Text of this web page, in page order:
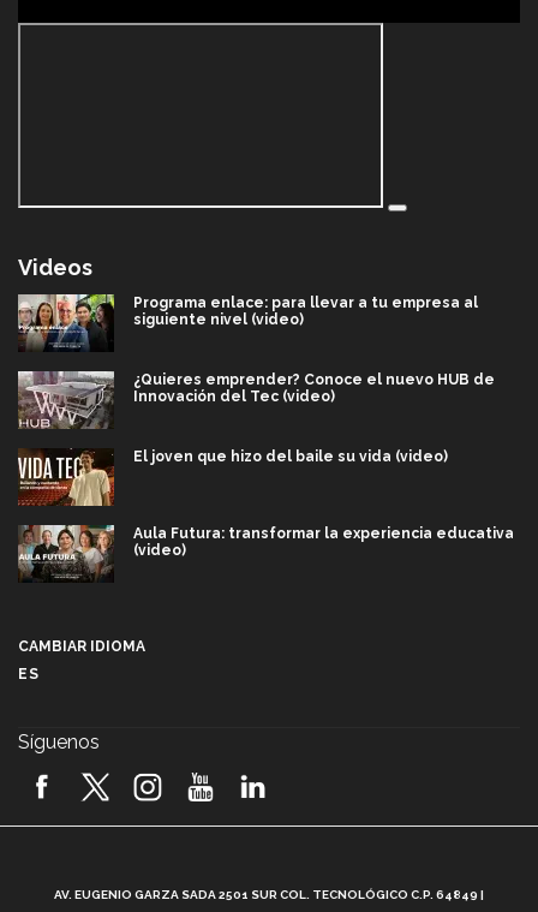
Videos
Programa enlace: para llevar a tu empresa al
siguiente nivel (video)
¿Quieres emprender? Conoce el nuevo HUB de
Innovación del Tec (video)
El joven que hizo del baile su vida (video)
Aula Futura: transformar la experiencia educativa
(video)
2026! (video)
CAMBIAR IDIOMA
ES
Síguenos
AV. EUGENIO GARZA SADA 2501 SUR COL. TECNOLÓGICO C.P. 64849 |